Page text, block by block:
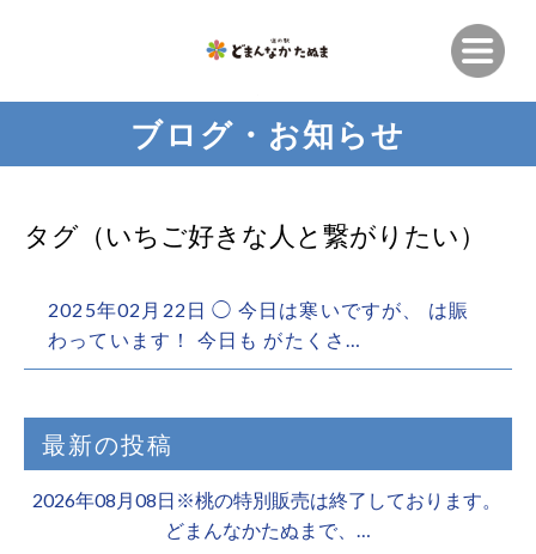
ブログ・お知らせ
タグ（いちご好きな人と繋がりたい）
2025年02月22日 ◯ 今日は寒いですが、 は賑
わっています！ 今日も がたくさ…
最新の投稿
2026年08月08日※桃の特別販売は終了しております。 ️
どまんなかたぬまで、…